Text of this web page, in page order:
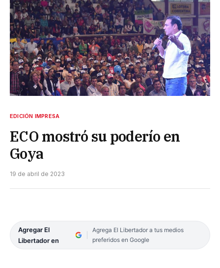
EDICIÓN IMPRESA
ECO mostró su poderío en
Goya
19 de abril de 2023
Agregar El
Libertador en
Agrega El Libertador a tus medios
preferidos en Google